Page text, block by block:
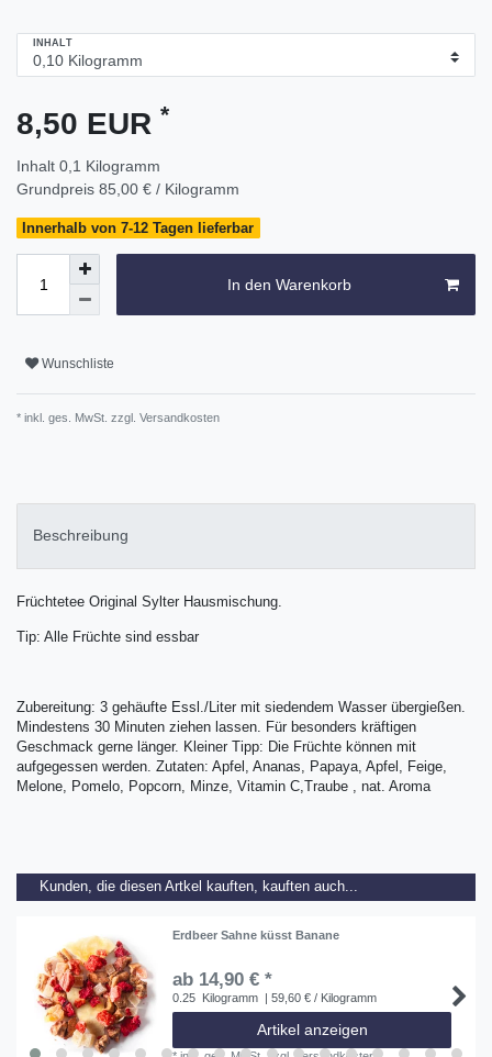
INHALT
8,50 EUR *
Inhalt 0,1 Kilogramm
Grundpreis 85,00 € / Kilogramm
Innerhalb von 7-12 Tagen lieferbar
In den Warenkorb
Wunschliste
* inkl. ges. MwSt. zzgl. Versandkosten
Beschreibung
Früchtetee Original Sylter Hausmischung.
Tip: Alle Früchte sind essbar
Zubereitung: 3 gehäufte Essl./Liter mit siedendem Wasser übergießen.
Mindestens 30 Minuten ziehen lassen. Für besonders kräftigen
Geschmack gerne länger. Kleiner Tipp: Die Früchte können mit
aufgegessen werden. Zutaten: Apfel, Ananas, Papaya, Apfel, Feige,
Melone, Pomelo, Popcorn, Minze, Vitamin C,Traube , nat. Aroma
Kunden, die diesen Artkel kauften, kauften auch...
Erdbeer Sahne küsst Banane
ab 14,90 € *
0.25 Kilogramm | 59,60 € / Kilogramm
Artikel anzeigen